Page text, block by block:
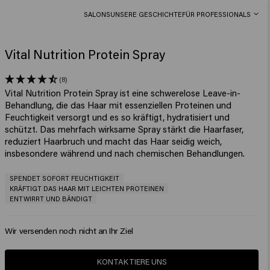
SALONSUNSERE GESCHICHTEFÜR PROFESSIONALS
Vital Nutrition Protein Spray
(8)
Vital Nutrition Protein Spray ist eine schwerelose Leave-in-
Behandlung, die das Haar mit essenziellen Proteinen und
Feuchtigkeit versorgt und es so kräftigt, hydratisiert und
schützt. Das mehrfach wirksame Spray stärkt die Haarfaser,
reduziert Haarbruch und macht das Haar seidig weich,
insbesondere während und nach chemischen Behandlungen.
SPENDET SOFORT FEUCHTIGKEIT
KRÄFTIGT DAS HAAR MIT LEICHTEN PROTEINEN
ENTWIRRT UND BÄNDIGT
Wir versenden noch nicht an Ihr Ziel
KONTAKTIERE UNS